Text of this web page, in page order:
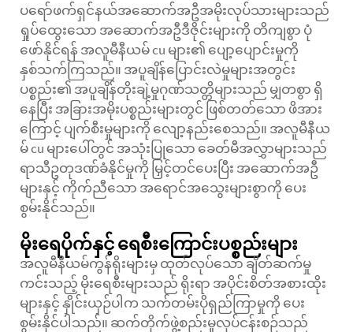
ပရော်ဖက်ရှင်နယ်အဆောက်အဦအမိုးလုပ်သားများသည်
ရှုပ်ထွေးသော အဆောက်အဦဒီဇိုင်းများကို တိကျစွာ ပုံ
ဖော်နိုင်ရန် အလူမီနီယမ် cu များ၏ ပျော့ပျောင်းမှုကို
နှစ်သက်ကြသည်။ အပူချိန်ပြောင်းလဲမှုများအတွင်း
ပစ္စည်း၏ အပူချိန်တိုးချဲ့မှုဂုဏ်သတ္တိများသည် မျှတစွာ ရှိ
နေပြီး အခြားအမိုးပစ္စည်းများတွင် ဖြစ်တတ်သော ဖိအား
ကြောင့် ပျက်စီးမှုများကို လျော့နည်းစေသည်။ အလူမီနီယ
မ် cu များပေါ်တွင် အသုံးပြုသော ခေတ်မီအလွှာများသည်
ရာသီဥတုဒဏ်ခံနိုင်မှုကို မြှင့်တင်ပေးပြီး အဆောက်အဦ
များနှင့် ကိုက်ညီသော အရောင်အသွေးများစွာကို ပေး
စွမ်းနိုင်သည်။
မိုးရေပိုက်နှင့် ရေစီးကြောင်းပစ္စည်းများ
အလူမီနီယမ်ကွန်ရိုးများမှ ထုတ်လုပ်သော ချိတ်ဆက်မှု
ကင်းသည့် မိုးရေစီးများသည် ရိုးရာ အပိုင်းစိတ်အစားထိုး
များနှင့် နှိုင်းယှဉ်ပါက သက်တမ်းပိုရှည်ကြာမှုကို ပေး
စွမ်းနိုင်ပါသည်။ ဆက်တိုက်ဖွဲ့စည်းမှုလုပ်ငန်းစဉ်သည်